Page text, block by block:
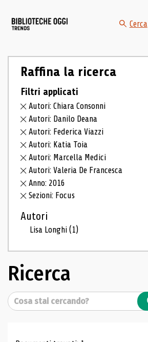
Cerca
Raffina la ricerca
Filtri applicati
Autori: Chiara Consonni
Autori: Danilo Deana
Autori: Federica Viazzi
Autori: Katia Toia
Autori: Marcella Medici
Autori: Valeria De Francesca
Anno: 2016
Sezioni: Focus
Autori
Lisa Longhi(1)
Ricerca
Cerca